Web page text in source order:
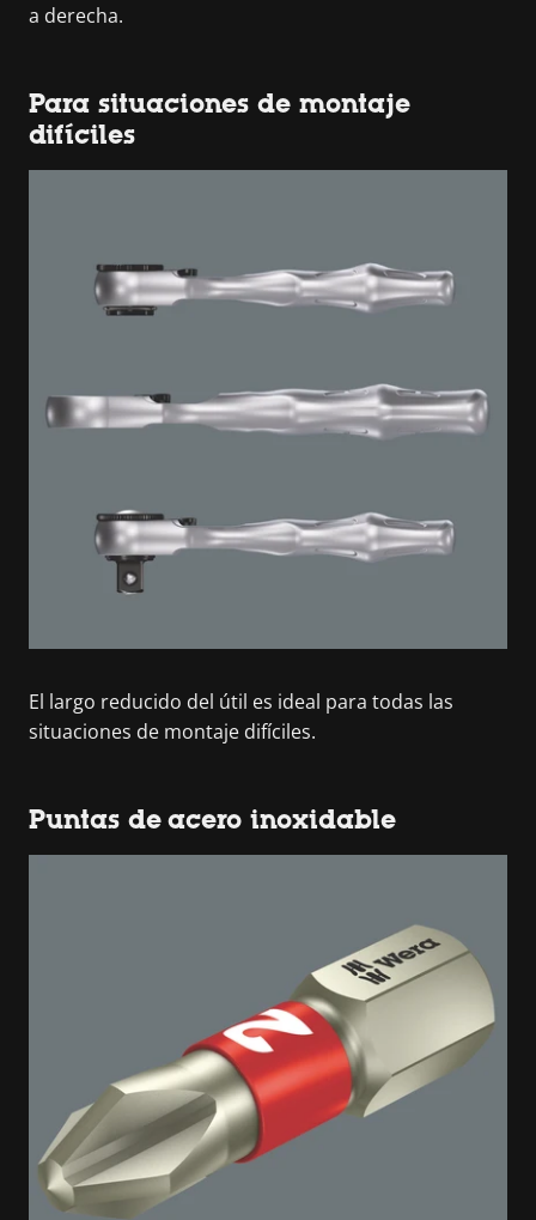
a derecha.
Para situaciones de montaje
difíciles
El largo reducido del útil es ideal para todas las
situaciones de montaje difíciles.
Puntas de acero inoxidable